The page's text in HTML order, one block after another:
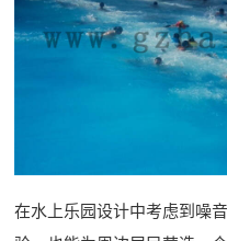
在水上乐园设计中考虑到噪